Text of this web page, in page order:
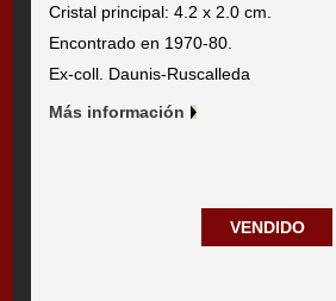
Cristal principal: 4.2 x 2.0 cm.
Encontrado en 1970-80.
Ex-coll. Daunis-Ruscalleda
Más información
VENDIDO